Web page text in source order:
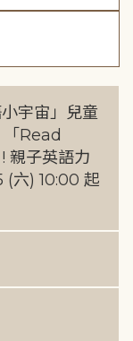
宇宙」兒童
Read
子英語力
(六) 10:00 起